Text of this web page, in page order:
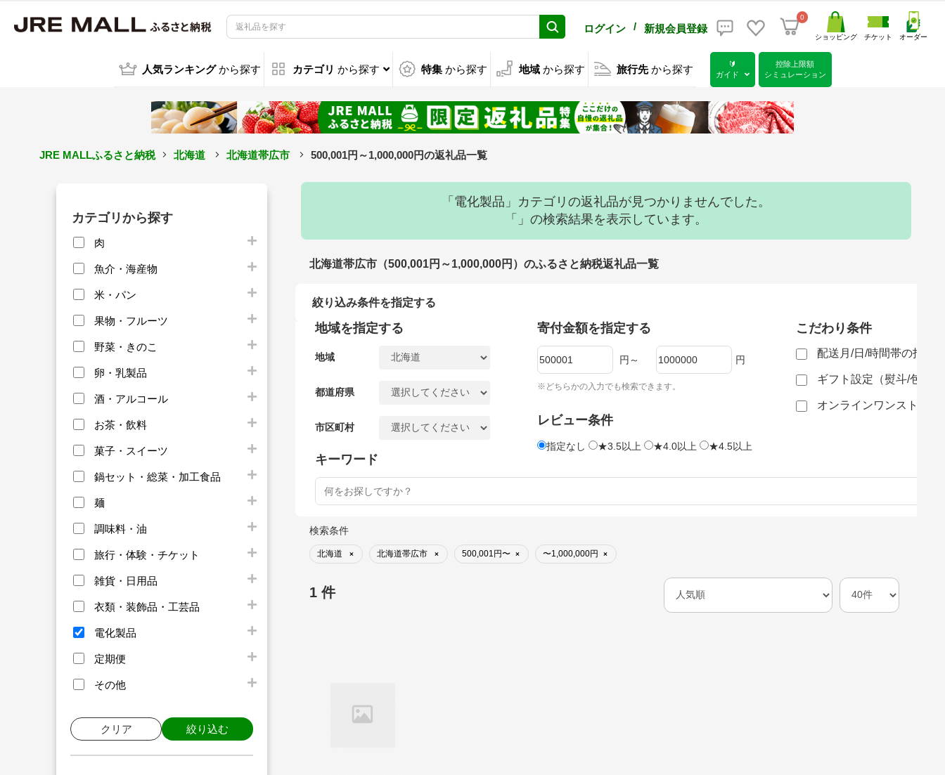
ログイン / 新規会員登録
0
ショッピング チケット オーダー
人気ランキング から探す カテゴリ から探す 特集 から探す 地域 から探す 旅行先 から探す
🔰
ガイド
控除上限額
シミュレーション
JRE MALLふるさと納税 北海道 北海道帯広市 500,001円～1,000,000円の返礼品一覧
カテゴリから探す
肉
魚介・海産物
米・パン
果物・フルーツ
野菜・きのこ
卵・乳製品
酒・アルコール
お茶・飲料
菓子・スイーツ
鍋セット・総菜・加工食品
麺
調味料・油
旅行・体験・チケット
雑貨・日用品
衣類・装飾品・工芸品
電化製品
定期便
その他
クリア 絞り込む
「電化製品」カテゴリの返礼品が見つかりませんでした。
「」の検索結果を表示しています。
北海道帯広市（500,001円～1,000,000円）のふるさと納税返礼品一覧
絞り込み条件を指定する
地域を指定する
地域
都道府県
市区町村
寄付金額を指定する
円～ 円
※どちらかの入力でも検索できます。
レビュー条件
指定なし ★3.5以上 ★4.0以上 ★4.5以上
こだわり条件
配送月/日/時間帯の指定
ギフト設定（熨斗/包装
オンラインワンストップ
キーワード
検索条件
北海道 × 北海道帯広市 × 500,001円〜 × 〜1,000,000円 ×
1 件